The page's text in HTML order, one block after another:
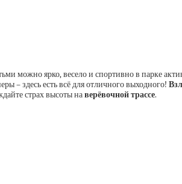
можно ярко, весело и спортивно в парке
– здесь есть всё для отличного выходного!
страх высоты наверёвочной трассе.